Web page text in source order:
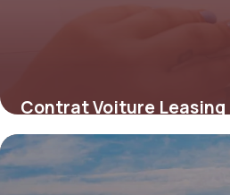
Contrat Voiture
3 juin 2026